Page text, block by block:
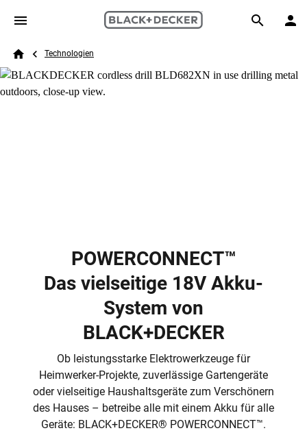
Skip to main content
Search
Breadcrumb
Technologien
POWERCONNECT™
Das vielseitige 18V Akku-
System von
BLACK+DECKER
Ob leistungsstarke Elektrowerkzeuge für
Heimwerker-Projekte, zuverlässige Gartengeräte
oder vielseitige Haushaltsgeräte zum Verschönern
des Hauses – betreibe alle mit einem Akku für alle
Geräte: BLACK+DECKER® POWERCONNECT™.